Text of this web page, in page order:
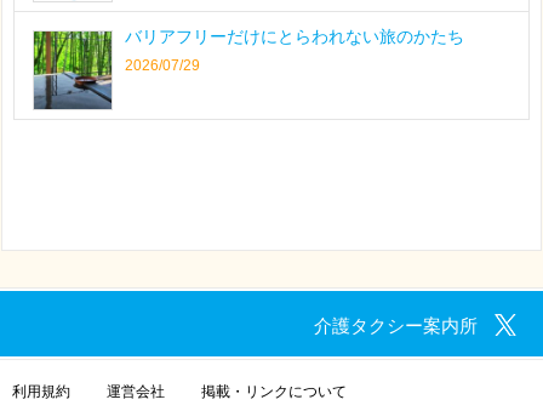
バリアフリーだけにとらわれない旅のかたち
2026/07/29
介護タクシー案内所
利用規約 運営会社 掲載・リンクについて